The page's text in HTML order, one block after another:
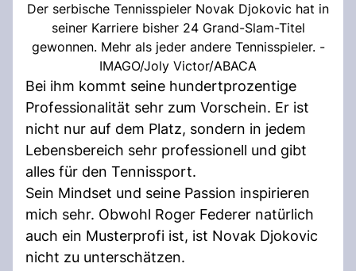
Der serbische Tennisspieler Novak Djokovic hat in
seiner Karriere bisher 24 Grand-Slam-Titel
gewonnen. Mehr als jeder andere Tennisspieler. -
IMAGO/Joly Victor/ABACA
Bei ihm kommt seine hundertprozentige
Professionalität sehr zum Vorschein. Er ist
nicht nur auf dem Platz, sondern in jedem
Lebensbereich sehr professionell und gibt
alles für den Tennissport.
Sein Mindset und seine Passion inspirieren
mich sehr. Obwohl Roger Federer natürlich
auch ein Musterprofi ist, ist Novak Djokovic
nicht zu unterschätzen.